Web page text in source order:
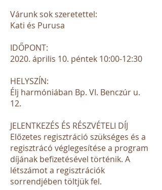
Várunk sok szeretettel:
Kati és Purusa
IDŐPONT:
2020. április 10. péntek 10:00-12:30
HELYSZÍN:
Élj harmóniában Bp. VI. Benczúr u.
12.
JELENTKEZÉS ÉS RÉSZVÉTELI DÍJ
Előzetes regisztráció szükséges és a
regisztrácó véglegesítése a program
díjának befizetésével történik. A
létszámot a regisztrációk
sorrendjében töltjük fel.